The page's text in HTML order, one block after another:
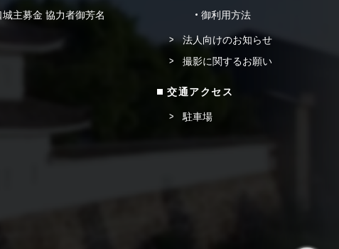
城主募金 協力者御芳名
御利用方法
法人向けのお知らせ
撮影に関するお願い
交通アクセス
駐車場